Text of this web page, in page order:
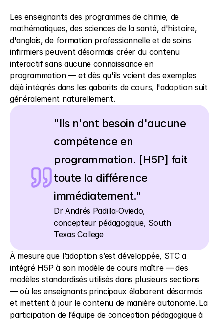
Les enseignants des programmes de chimie, de
mathématiques, des sciences de la santé, d'histoire,
d'anglais, de formation professionnelle et de soins
infirmiers peuvent désormais créer du contenu
interactif sans aucune connaissance en
programmation — et dès qu'ils voient des exemples
déjà intégrés dans les gabarits de cours, l'adoption suit
généralement naturellement.
"Ils n'ont besoin d'aucune
compétence en
programmation. [H5P] fait
toute la différence
immédiatement."
Dr Andrés Padilla-Oviedo,
concepteur pédagogique, South
Texas College
À mesure que l’adoption s’est développée, STC a
intégré H5P à son modèle de cours maître — des
modèles standardisés utilisés dans plusieurs sections
— où les enseignants principaux élaborent désormais
et mettent à jour le contenu de manière autonome. La
participation de l’équipe de conception pédagogique à